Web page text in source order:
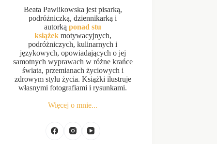
Beata Pawlikowska jest pisarką,
podróżniczką, dziennikarką i
autorkąponad stu
książekmotywacyjnych,
podróżniczych, kulinarnych i
językowych, opowiadających o jej
samotnych wyprawach w różne krańce
świata, przemianach życiowych i
zdrowym stylu życia. Książki ilustruje
własnymi fotografiami i rysunkami.
Więcej o mnie...